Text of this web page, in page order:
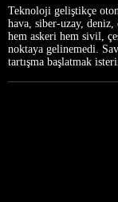
Teknoloji geliştikçe
hava, siber-uzay,
hem askeri hem sivil,
noktaya gelinemedi.
tartışma başlatmak